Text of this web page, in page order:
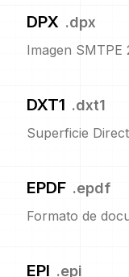
DPX .dpx
Imagen SMTPE
DXT1 .dxt1
Superficie
EPDF .epdf
Formato de
EPI .epi